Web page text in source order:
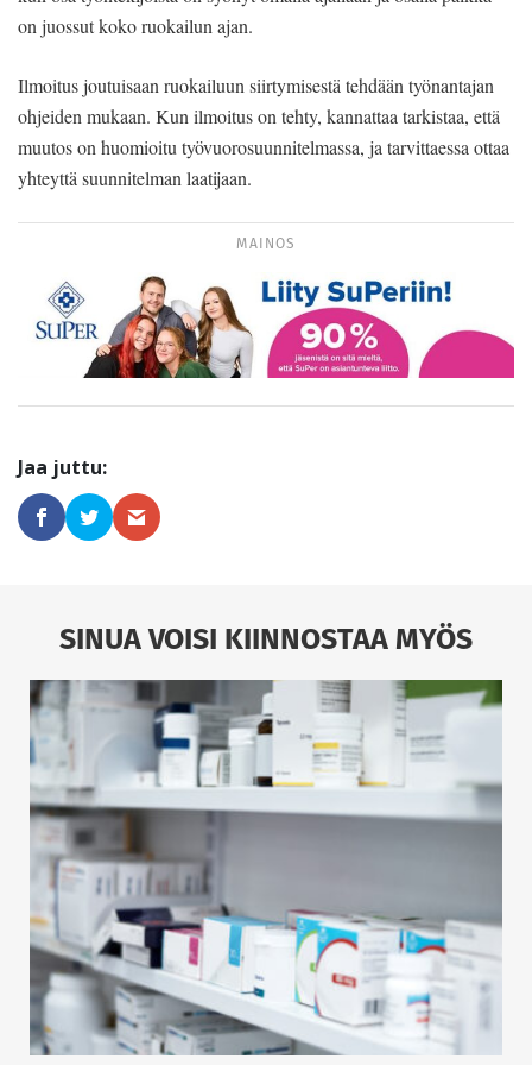
on juossut koko ruokailun ajan.
Ilmoitus joutuisaan ruokailuun siirtymisestä tehdään työnantajan
ohjeiden mukaan. Kun ilmoitus on tehty, kannattaa tarkistaa, että
muutos on huomioitu työvuorosuunnitelmassa, ja tarvittaessa ottaa
yhteyttä suunnitelman laatijaan.
MAINOS
SINUA VOISI KIINNOSTAA MYÖS